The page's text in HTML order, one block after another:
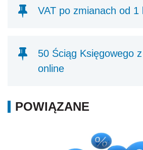
VAT po zmianach od 1
50 Ściąg Księgowego
online
POWIĄZANE